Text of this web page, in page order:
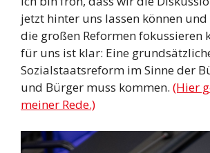
jetzt hinter uns lassen können
die großen Reformen fokussieren
für uns ist klar: Eine
Sozialstaatsreform im Sinne der
und Bürger muss kommen. (Hier
meiner Rede.)